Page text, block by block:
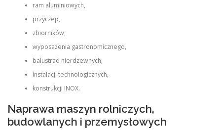
ram aluminiowych,
przyczep,
zbiorników,
wyposażenia gastronomicznego,
balustrad nierdzewnych,
instalacji technologicznych,
konstrukcji INOX.
Naprawa maszyn rolniczych,
budowlanych i przemysłowych